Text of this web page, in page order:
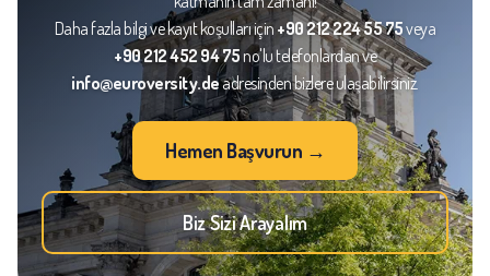
Daha fazla bilgi ve kayıt koşulları için+90 212 224 55 75veya
+90 212 452 94 75 no'lu telefonlardan ve
info@euroversity.deadresinden bizlere ulaşabilirsiniz.
Hemen Başvurun →
Biz Sizi Arayalım